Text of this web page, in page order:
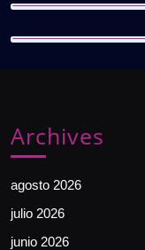
Archives
agosto 2026
julio 2026
junio 2026